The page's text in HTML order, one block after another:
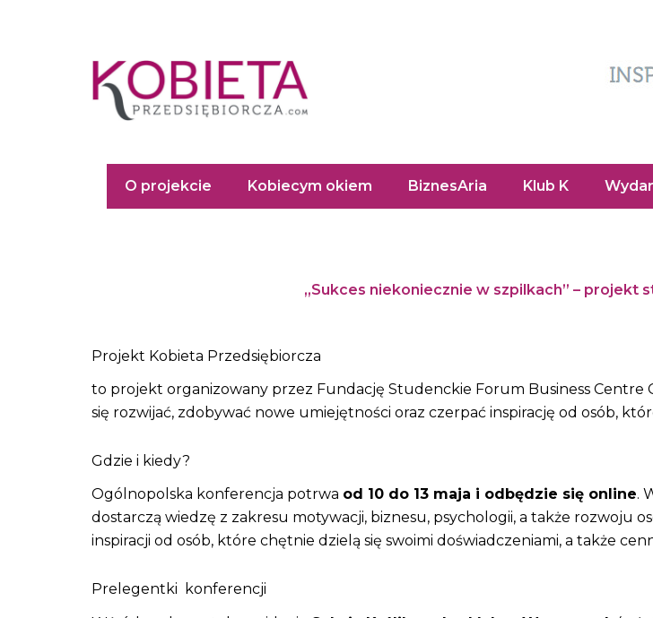
O projekcie Kobiecym okiem BiznesAria Klub K
„Sukces niekoniecznie w szpilkach” – projekt
Projekt Kobieta Przedsiębiorcza
to projekt organizowany przez Fundację Studenckie Forum Business
się rozwijać, zdobywać nowe umiejętności oraz czerpać inspirację od osób,
Gdzie i kiedy?
Ogólnopolska konferencja potrwa od 10 do 13 maja i odbędzie się online.
dostarczą wiedzę z zakresu motywacji, biznesu, psychologii, a także rozwoju
inspiracji od osób, które chętnie dzielą się swoimi doświadczeniami, a także
Prelegentki konferencji